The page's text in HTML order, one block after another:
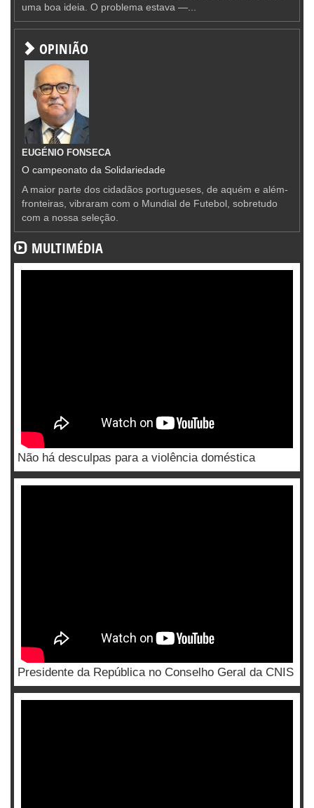
uma boa ideia. O problema estava —...
OPINIÃO
EUGÉNIO FONSECA
O campeonato da Solidariedade
A maior parte dos cidadãos portugueses, de aquém e além-
fronteiras, vibraram com o Mundial de Futebol, sobretudo
com a nossa seleção.
MULTIMÉDIA
Não há desculpas para a violência doméstica
Presidente da República no Conselho Geral da CNIS